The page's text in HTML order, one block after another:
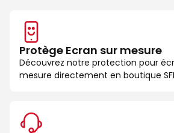
Protège Ecran sur mesure
Découvrez notre protection pour
mesure directement en boutique